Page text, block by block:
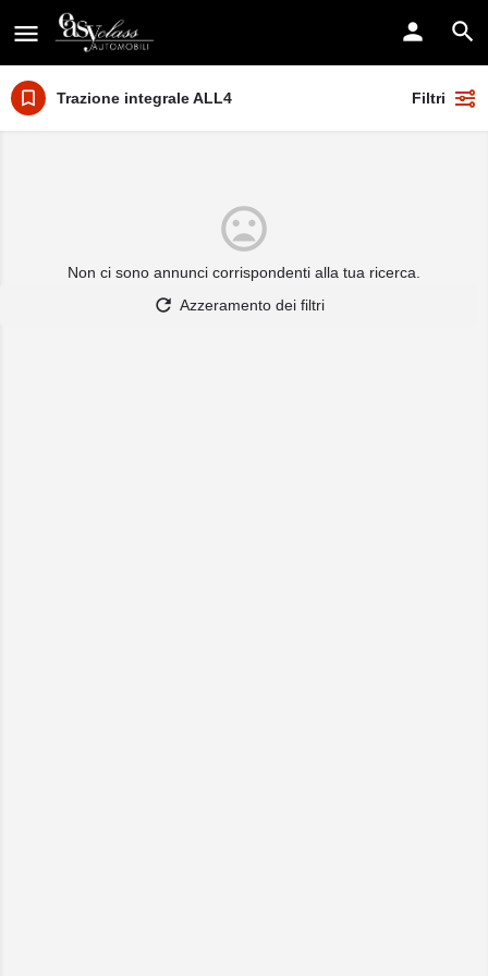
Trazione integrale ALL4 Filtri
Non ci sono annunci corrispondenti alla tua ricerca.
Azzeramento dei filtri